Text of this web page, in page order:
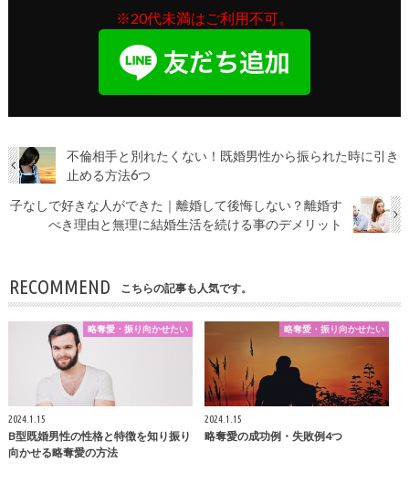
※20代未満はご利用不可。
不倫相手と別れたくない！既婚男性から振られた時に引き
止める方法6つ
子なしで好きな人ができた｜離婚して後悔しない？離婚す
べき理由と無理に結婚生活を続ける事のデメリット
RECOMMEND こちらの記事も人気です。
略奪愛・振り向かせたい
2024.1.15
B型既婚男性の性格と特徴を知り振り
向かせる略奪愛の方法
略奪愛・振り向かせたい
2024.1.15
略奪愛の成功例・失敗例4つ